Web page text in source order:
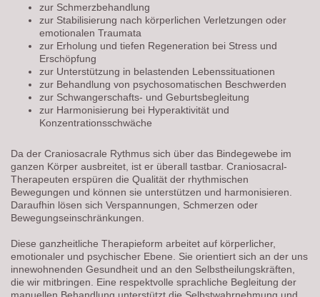
zur Schmerzbehandlung
zur Stabilisierung nach körperlichen Verletzungen oder
emotionalen Traumata
zur Erholung und tiefen Regeneration bei Stress und
Erschöpfung
zur Unterstützung in belastenden Lebenssituationen
zur Behandlung von psychosomatischen Beschwerden
zur Schwangerschafts- und Geburtsbegleitung
zur Harmonisierung bei Hyperaktivität und
Konzentrationsschwäche
Da der Craniosacrale Rythmus sich über das Bindegewebe im
ganzen Körper ausbreitet, ist er überall tastbar. Craniosacral-
Therapeuten erspüren die Qualität der rhythmischen
Bewegungen und können sie unterstützen und harmonisieren.
Daraufhin lösen sich Verspannungen, Schmerzen oder
Bewegungseinschränkungen.
Diese ganzheitliche Therapieform arbeitet auf körperlicher,
emotionaler und psychischer Ebene. Sie orientiert sich an der uns
innewohnenden Gesundheit und an den Selbstheilungskräften,
die wir mitbringen. Eine respektvolle sprachliche Begleitung der
manuellen Behandlung unterstützt die Selbstwahrnehmung und